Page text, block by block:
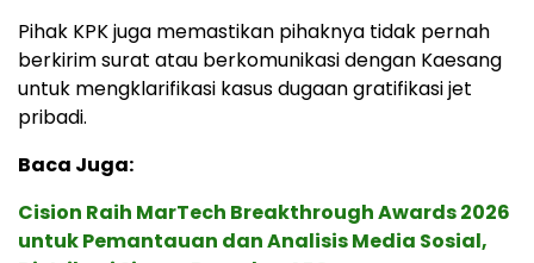
Pihak KPK juga memastikan pihaknya tidak pernah
berkirim surat atau berkomunikasi dengan Kaesang
untuk mengklarifikasi kasus dugaan gratifikasi jet
pribadi.
Baca Juga:
Cision Raih MarTech Breakthrough Awards 2026
untuk Pemantauan dan Analisis Media Sosial,